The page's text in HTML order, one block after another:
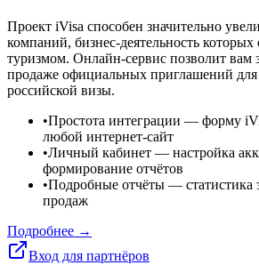
Проект iVisa способен значительно
компаний, бизнес-деятельность которых
туризмом. Онлайн-сервис позволит вам
продаже официальных приглашений
российской визы.
•Простота интеграции — форму
любой интернет-сайт
•Личный кабинет — настройка
формирование отчётов
•Подробные отчёты — статистика
продаж
Подробнее →
Вход для партнёров